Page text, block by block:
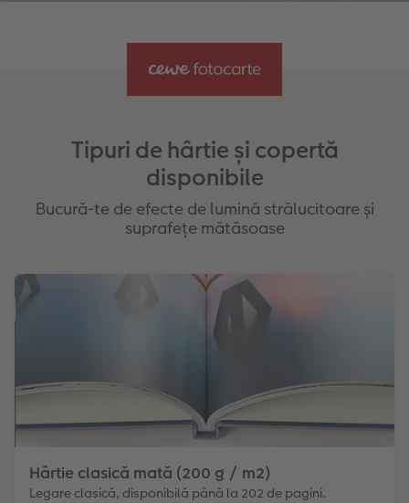
Lac cu efect: rose gold, auriu sau argintiu
Tipuri de hârtie și copertă
disponibile
Bucură-te de efecte de lumină strălucitoare și
suprafețe mătăsoase
Hârtie clasică mată (200 g / m2)
Legare clasică, disponibilă până la 202 de pagini.